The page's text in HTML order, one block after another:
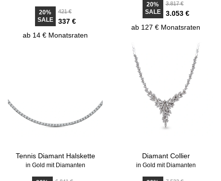
20%
SALE
421 €
337 €
ab 14 € Monatsraten
20%
SALE
3.817 €
3.053 €
ab 127 € Monatsraten
Tennis Diamant Halskette
in Gold mit Diamanten
Diamant Collier
in Gold mit Diamanten